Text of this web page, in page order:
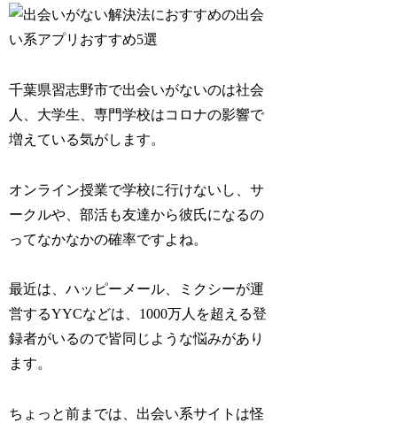
千葉県習志野市で出会いがないのは社会
人、大学生、専門学校はコロナの影響で
増えている気がします。
オンライン授業で学校に行けないし、サ
ークルや、部活も友達から彼氏になるの
ってなかなかの確率ですよね。
最近は、ハッピーメール、ミクシーが運
営するYYCなどは、1000万人を超える登
録者がいるので皆同じような悩みがあり
ます。
ちょっと前までは、出会い系サイトは怪